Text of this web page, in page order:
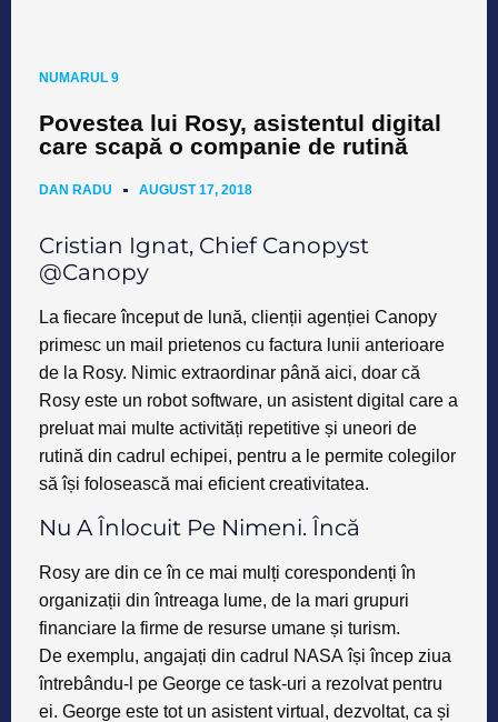
NUMARUL 9
Povestea lui Rosy, asistentul digital
care scapă o companie de rutină
DAN RADU AUGUST 17, 2018
Cristian Ignat, Chief Canopyst
@Canopy
La fiecare început de lună, clienții agenției Canopy
primesc un mail prietenos cu factura lunii anterioare
de la Rosy. Nimic extraordinar până aici, doar că
Rosy este un robot software, un asistent digital care a
preluat mai multe activități repetitive și uneori de
rutină din cadrul echipei, pentru a le permite colegilor
să își folosească mai eficient creativitatea.
Nu A Înlocuit Pe Nimeni. Încă
Rosy are din ce în ce mai mulți corespondenți în
organizații din întreaga lume, de la mari grupuri
financiare la firme de resurse umane și turism.
De exemplu, angajați din cadrul
NASA își încep ziua
întrebându-l pe George ce task-uri a rezolvat pentru
ei. George este tot un asistent virtual, dezvoltat, ca și